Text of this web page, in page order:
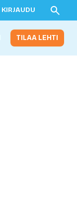
KIRJAUDU
TILAA LEHTI